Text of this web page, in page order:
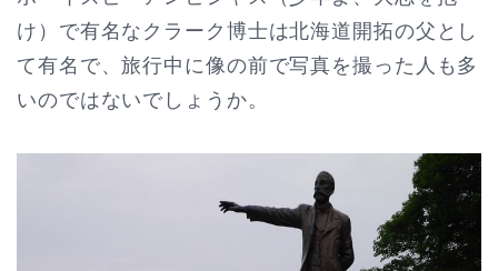
け）で有名なクラーク博士は北海道開拓の父とし
て有名で、旅行中に像の前で写真を撮った人も多
いのではないでしょうか。